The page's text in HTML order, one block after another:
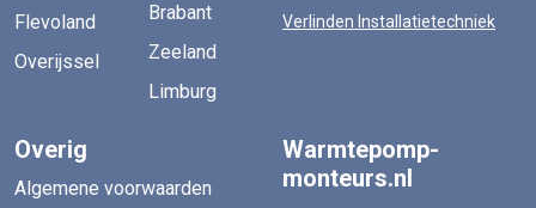
Flevoland
Overijssel
Brabant
Zeeland
Limburg
Verlinden Installatietechniek
Overig
Algemene voorwaarden
Warmtepomp-
monteurs.nl